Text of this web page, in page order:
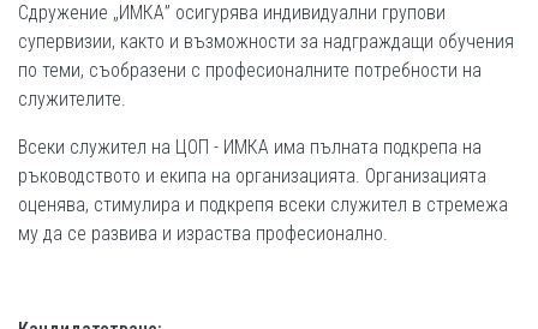
Сдружение „ИМКА” осигурява индивидуални групови
супервизии, както и възможности за надграждащи обучения
по теми, съобразени с професионалните потребности на
служителите.
Всеки служител на ЦОП - ИМКА има пълната подкрепа на
ръководството и екипа на организацията. Организацията
оценява, стимулира и подкрепя всеки служител в стремежа
му да се развива и израства професионално.